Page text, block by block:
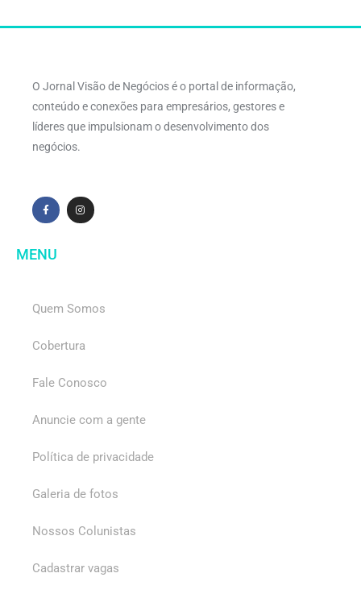
O Jornal Visão de Negócios é o portal de informação,
conteúdo e conexões para empresários, gestores e
líderes que impulsionam o desenvolvimento dos
negócios.
MENU
Quem Somos
Cobertura
Fale Conosco
Anuncie com a gente
Política de privacidade
Galeria de fotos
Nossos Colunistas
Cadastrar vagas